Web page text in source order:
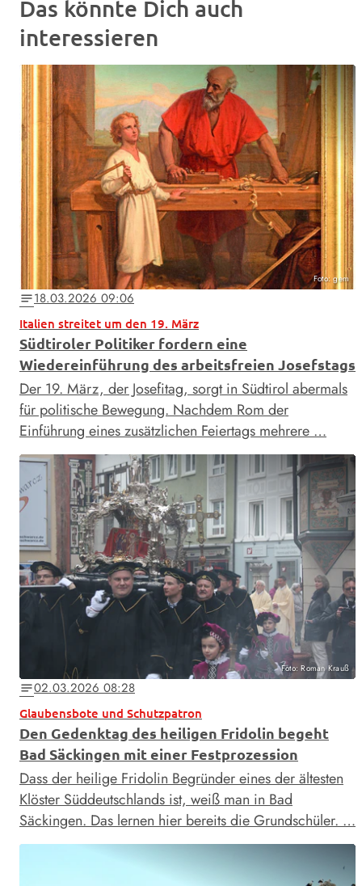
Das könnte Dich auch
interessieren
Foto: gem
notes18.03.2026 09:06
Italien streitet um den 19. März
Südtiroler Politiker fordern eine
Wiedereinführung des arbeitsfreien Josefstags
Der 19. März, der Josefitag, sorgt in Südtirol abermals
für politische Bewegung. Nachdem Rom der
Einführung eines zusätzlichen Feiertags mehrere …
Foto: Roman Krauß
notes02.03.2026 08:28
Glaubensbote und Schutzpatron
Den Gedenktag des heiligen Fridolin begeht
Bad Säckingen mit einer Festprozession
Dass der heilige Fridolin Begründer eines der ältesten
Klöster Süddeutschlands ist, weiß man in Bad
Säckingen. Das lernen hier bereits die Grundschüler. …